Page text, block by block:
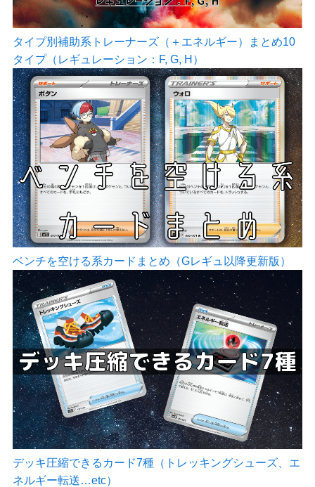
タイプ別補助系トレーナーズ（＋エネルギー）まとめ10
タイプ（レギュレーション：F, G, H）
ベンチを空ける系カードまとめ（Gレギュ以降更新版）
デッキ圧縮できるカード7種（トレッキングシューズ、エ
ネルギー転送…etc）